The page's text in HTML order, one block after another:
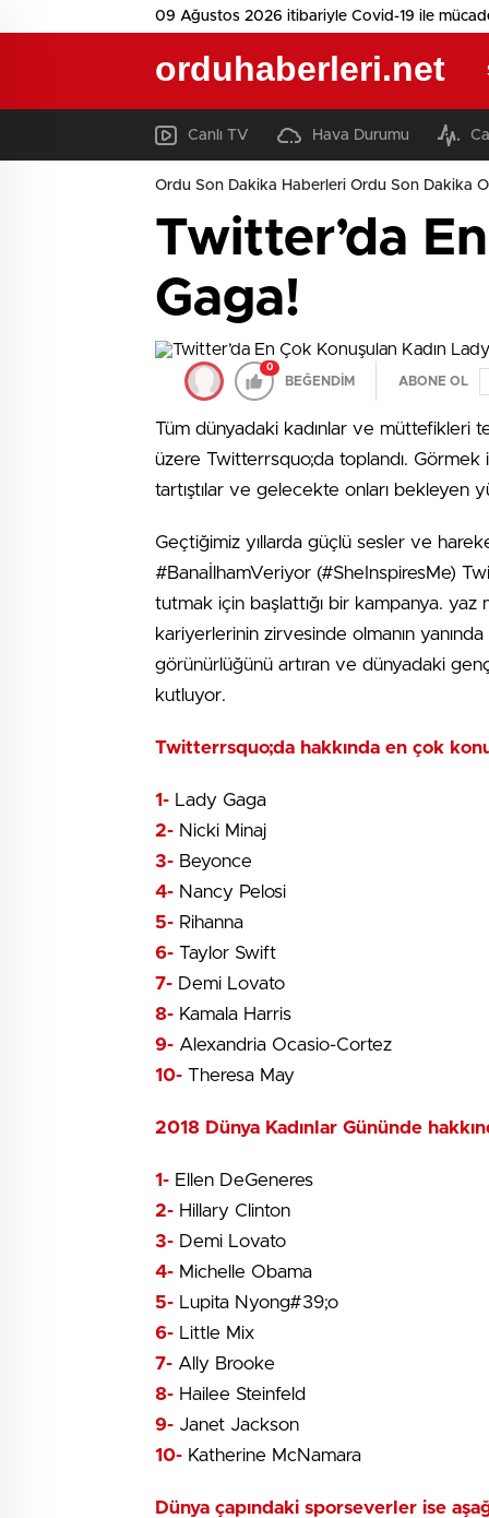
09 Ağustos 2026 itibariyle Covid-19 ile
orduhaberleri.net
Canlı TV Hava Durumu
Ordu Son Dakika Haberleri Ordu Son Dakika
Twitter’da
Gaga!
0
BEĞENDİM ABONE OL
Tüm dünyadaki kadınlar ve müttefikleri
üzere Twitterrsquo;da toplandı. Görmek
tartıştılar ve gelecekte onları bekleyen
Geçtiğimiz yıllarda güçlü sesler ve
#BanaİlhamVeriyor (#SheInspiresMe)
tutmak için başlattığı bir kampanya. yaz
kariyerlerinin zirvesinde olmanın
görünürlüğünü artıran ve dünyadaki
kutluyor.
Twitterrsquo;da hakkında en çok
1- Lady Gaga
2- Nicki Minaj
3- Beyonce
4- Nancy Pelosi
5- Rihanna
6- Taylor Swift
7- Demi Lovato
8- Kamala Harris
9- Alexandria Ocasio-Cortez
10- Theresa May
2018 Dünya Kadınlar Gününde
1- Ellen DeGeneres
2- Hillary Clinton
3- Demi Lovato
4- Michelle Obama
5- Lupita Nyong#39;o
6- Little Mix
7- Ally Brooke
8- Hailee Steinfeld
9- Janet Jackson
10- Katherine McNamara
Dünya çapındaki sporseverler ise